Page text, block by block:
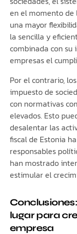
en el momento de
una mayor
la sencilla y
combinada con
empresas el
Por el contrario,
impuesto de
con normativas
elevados. Esto
desalentar las
fiscal de Estonia
responsables
han mostrado
estimular el
lugar para
empresa